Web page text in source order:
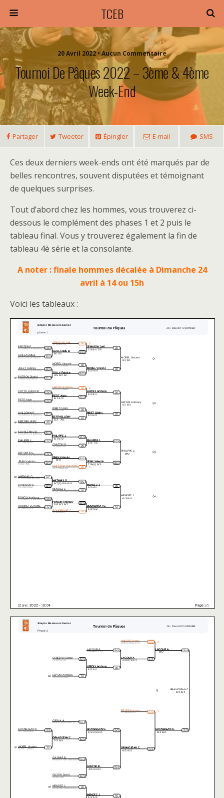
TCEB
20 Avril 2022 • Aucun Commentaire
Tournoi De Pâques 2022 – 3ème & 4ème
Week-End
Partager Tweeter Épingler E-mail SMS
Ces deux derniers week-ends ont été marqués par de
belles rencontres, souvent disputées et témoignant
de quelques surprises.
Tout d’abord chez les hommes, vous trouverez ci-
dessous le complément des phases 1 et 2 puis le
tableau final. Vous y trouverez également la fin de
tableau 4è série et la consolante.
A noter : finale hommes décalée à Dimanche 24
avril à 14 ou 15h
Voici les tableaux :